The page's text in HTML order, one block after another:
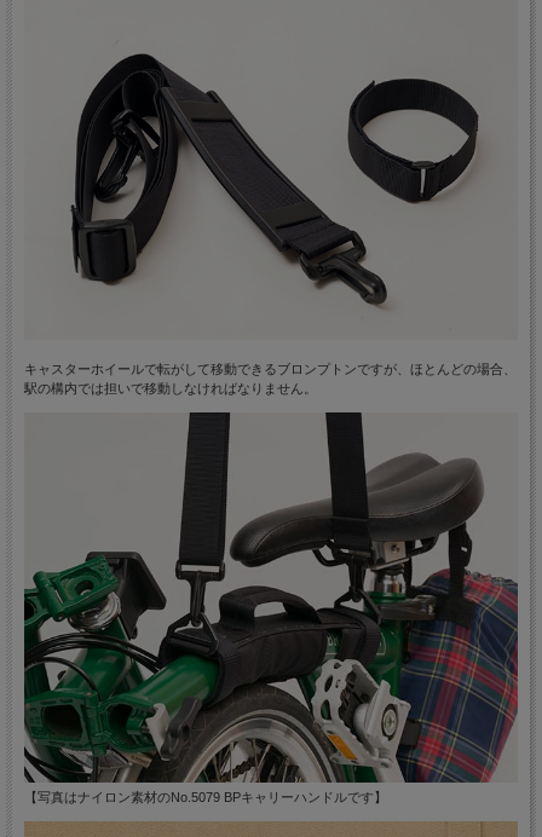
キャスターホイールで転がして移動できるブロンプトンですが、ほとんどの場合、
駅の構内では担いで移動しなければなりません。
【写真はナイロン素材のNo.5079 BPキャリーハンドルです】